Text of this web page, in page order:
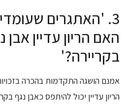
3. 'האתגרים
האם הריון עדיין אבן
בקריירה?'
אמנם הושגה התקדמות בהכרה
הריון עדיין יכול להיתפס כאבן נגף